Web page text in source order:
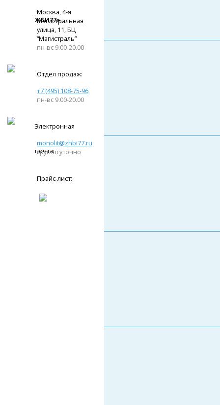
ЖБИ77»
Москва, 4-я
Магистральная
улица, 11, ​БЦ
“Магистраль”
пн-вс 9.00-20.00
Отдел продаж:
+7 (495) 108-75-96
пн-вс 9.00-20.00
Электронная
почта:
monolit@zhbi77.ru
круглосуточно
Прайс-лист: